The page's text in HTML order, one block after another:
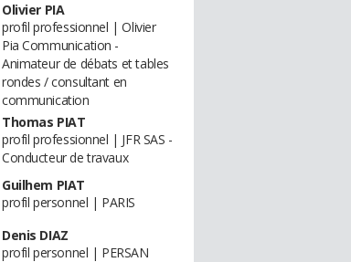
Olivier PIA
profil professionnel | Olivier
Pia Communication -
Animateur de débats et tables
rondes / consultant en
communication
Thomas PIAT
profil professionnel | JFR SAS -
Conducteur de travaux
Guilhem PIAT
profil personnel | PARIS
Denis DIAZ
profil personnel | PERSAN